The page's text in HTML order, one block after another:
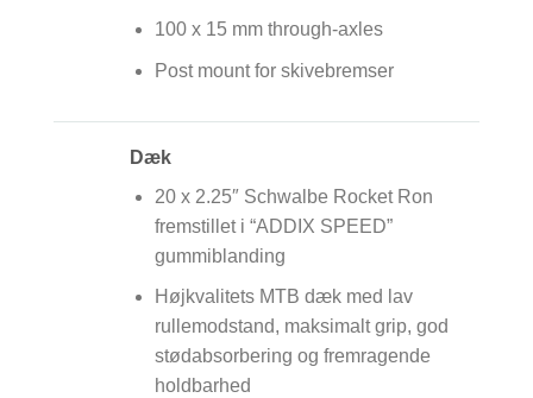
100 x 15 mm through-axles
Post mount for skivebremser
Dæk
20 x 2.25″ Schwalbe Rocket Ron
fremstillet i “ADDIX SPEED”
gummiblanding
Højkvalitets MTB dæk med lav
rullemodstand, maksimalt grip, god
stødabsorbering og fremragende
holdbarhed